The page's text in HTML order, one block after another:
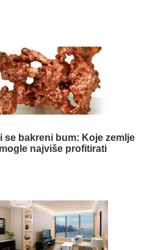
se bakreni bum: Koje zemlje
najviše profitirati